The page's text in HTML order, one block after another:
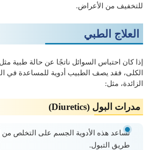
للتخفيف من الأعراض.
العلاج الطبي
إذا كان احتباس السوائل ناتجًا عن حالة طبية
الكلى، فقد يصف الطبيب أدوية للمساعدة في
الزائدة، مثل:
مدرات البول (Diuretics)
تساعد هذه الأدوية الجسم على التخلص من
طريق التبول.